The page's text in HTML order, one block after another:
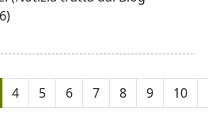
4 5 6 7 8 9 10